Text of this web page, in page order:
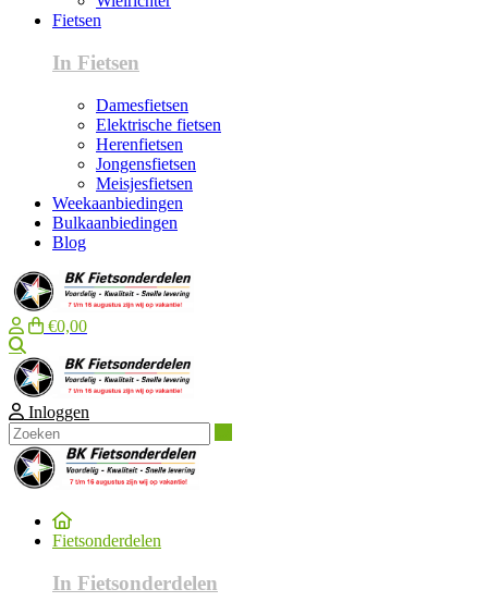
Fietsen
In Fietsen
Damesfietsen
Elektrische fietsen
Herenfietsen
Jongensfietsen
Meisjesfietsen
Weekaanbiedingen
Bulkaanbiedingen
Blog
€0,00
Inloggen
Fietsonderdelen
In Fietsonderdelen